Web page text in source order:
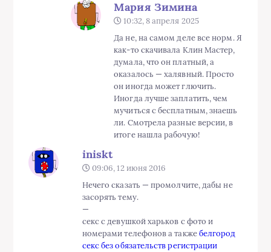
Мария Зимина
10:32, 8 апреля 2025
Да не, на самом деле все норм. Я
как-то скачивала Клин Мастер,
думала, что он платный, а
оказалось — халявный. Просто
он иногда может глючить.
Иногда лучше заплатить, чем
мучиться с бесплатным, знаешь
ли. Смотрела разные версии, в
итоге нашла рабочую!
iniskt
09:06, 12 июня 2016
Нечего сказать — промолчите, дабы не
засорять тему.
—
секс с девушкой харьков с фото и
номерами телефонов а такжебелгород
секс без обязательств регистрации